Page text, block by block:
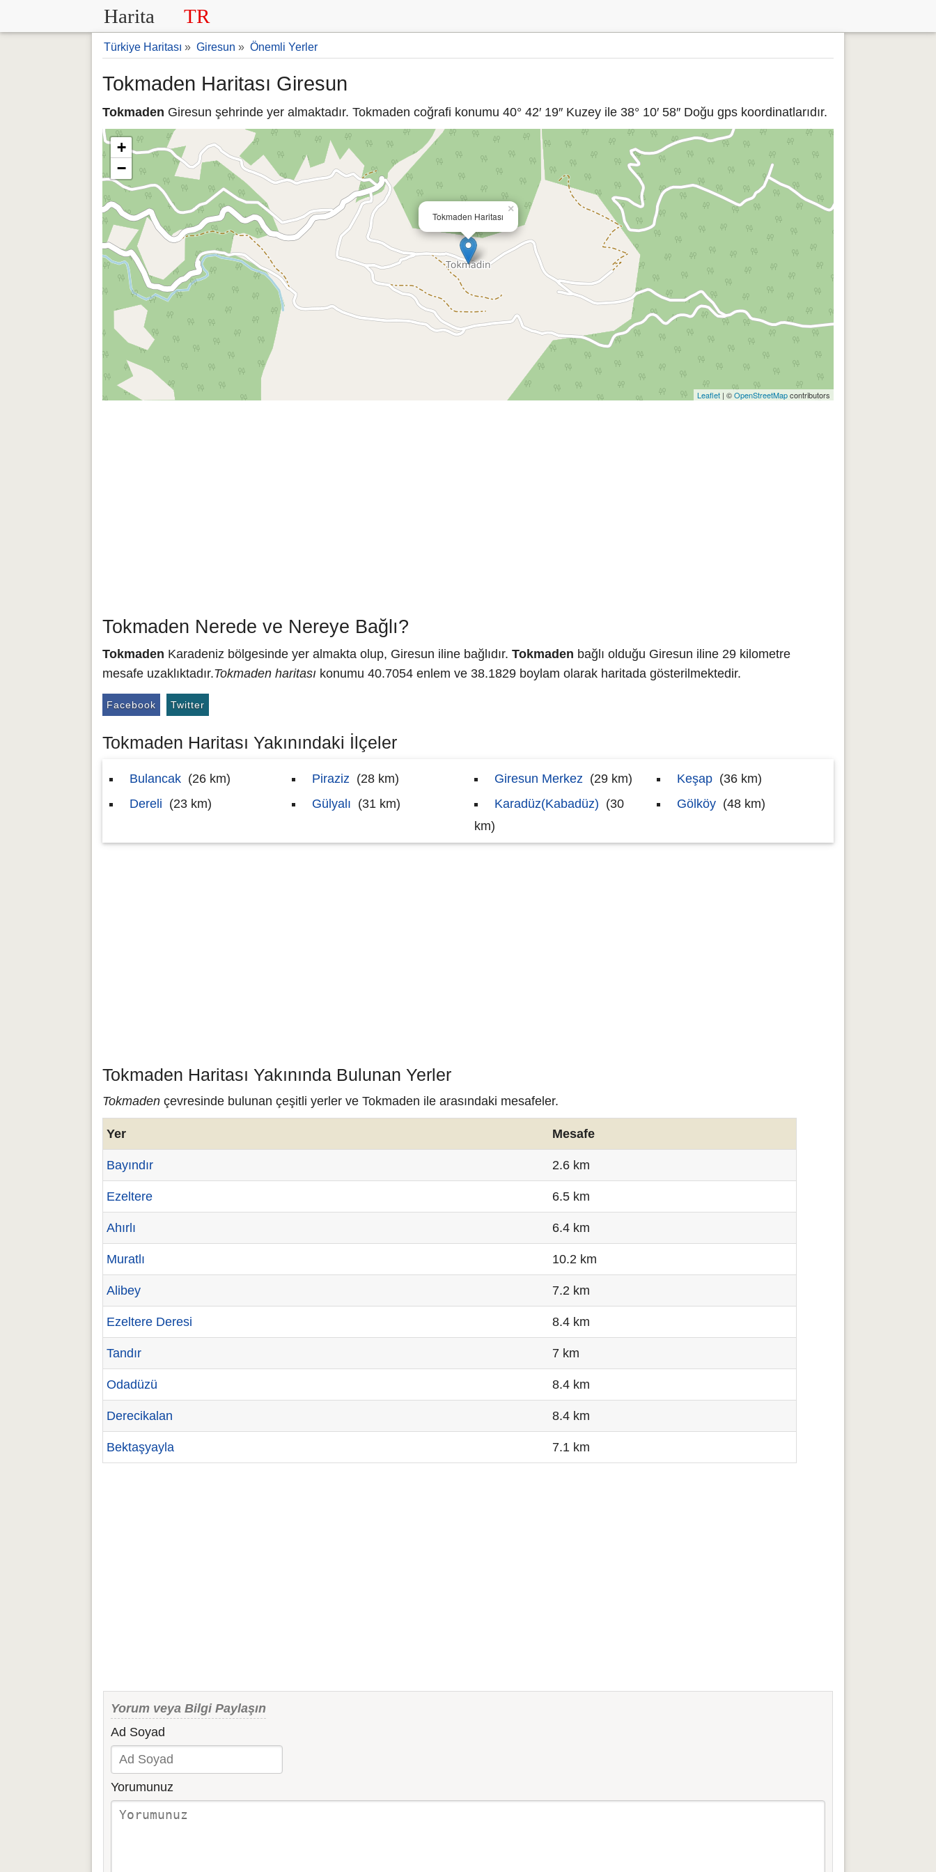
Harita TR
Türkiye Haritası » Giresun » Önemli Yerler
Tokmaden Haritası Giresun
Tokmaden Giresun şehrinde yer almaktadır. Tokmaden coğrafi konumu 40° 42′ 19″ Kuzey ile 38° 10′ 58″ Doğu gps koordinatlarıdır.
Tokmaden Haritası
×
+
−
Leaflet | ©OpenStreetMapcontributors
Tokmaden Nerede ve Nereye Bağlı?
Tokmaden Karadeniz bölgesinde yer almakta olup, Giresun iline bağlıdır. Tokmaden bağlı olduğu Giresun iline 29 kilometre
mesafe uzaklıktadır.Tokmaden haritası konumu 40.7054 enlem ve 38.1829 boylam olarak haritada gösterilmektedir.
Facebook Twitter
Tokmaden Haritası Yakınındaki İlçeler
Bulancak (26 km)
Dereli (23 km)
Piraziz (28 km)
Gülyalı (31 km)
Giresun Merkez (29 km)
Karadüz(Kabadüz) (30
km)
Keşap (36 km)
Gölköy (48 km)
Tokmaden Haritası Yakınında Bulunan Yerler
Tokmaden çevresinde bulunan çeşitli yerler ve Tokmaden ile arasındaki mesafeler.
Yer Mesafe
Bayındır 2.6 km
Ezeltere 6.5 km
Ahırlı 6.4 km
Muratlı 10.2 km
Alibey 7.2 km
Ezeltere Deresi 8.4 km
Tandır 7 km
Odadüzü 8.4 km
Derecikalan 8.4 km
Bektaşyayla 7.1 km
Yorum veya Bilgi Paylaşın
Ad Soyad
Yorumunuz